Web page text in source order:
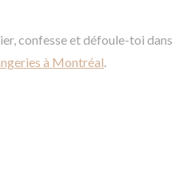
confesse et défoule-toi dans
à Montréal.